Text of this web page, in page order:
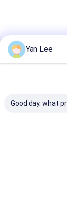
अनुशंसित उत्पाद
Yan Lee
Good day, what